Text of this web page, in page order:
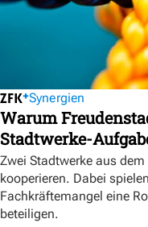
Synergien
Warum
Stadtwerke-
Zwei Stadtwerke aus
kooperieren. Dabei
Fachkräftemangel eine
beteiligen.